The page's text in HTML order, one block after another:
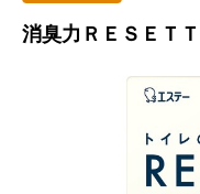
消臭力ＲＥＳＥＴ